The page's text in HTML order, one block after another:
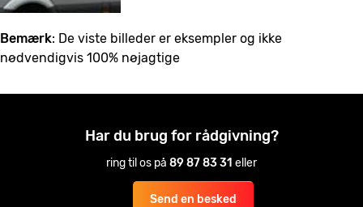
Bemærk: De viste billeder er eksempler og ikke
nødvendigvis 100% nøjagtige
Har du brug for rådgivning?
ring til os på 89 87 83 31 eller
Send en besked